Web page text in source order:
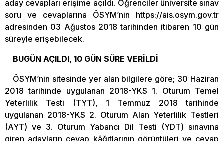
aday cevapları erişime açıldı. Öğrenciler üniversite sınav
soru ve cevaplarına ÖSYM’nin https://ais.osym.gov.tr
adresinden 03 Ağustos 2018 tarihinden itibaren 10 gün
süreyle erişebilecek.
BUGÜN AÇILDI, 10 GÜN SÜRE VERİLDİ
ÖSYM’nin sitesinde yer alan bilgilere göre; 30 Haziran
2018 tarihinde uygulanan 2018-YKS 1. Oturum Temel
Yeterlilik Testi (TYT), 1 Temmuz 2018 tarihinde
uygulanan 2018-YKS 2. Oturum Alan Yeterlilik Testleri
(AYT) ve 3. Oturum Yabancı Dil Testi (YDT) sınavına
giren adayların cevap kâğıtlarının görüntüleri ve cevap